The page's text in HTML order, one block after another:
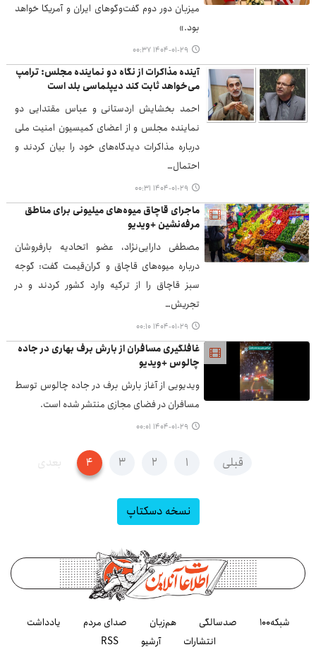
میزبان دور دوم گفت‌وگوهای ایران و آمریکا خواهد
بود.»
۱۴۰۴-۰۱-۲۹ ۰۰:۳۷
آینده مذاکرات از نگاه دو نماینده مجلس: ترامپ
می‌خواهد ثابت کند دیپلماسی بلد است
احمد بخشایش اردستانی و عباس مقتدایی دو
نماینده مجلس و از اعضای کمیسیون امنیت ملی
درباره مذاکرات دیدگاه‌های خود را بیان کردند و
احتمال…
۱۴۰۴-۰۱-۲۹ ۰۰:۳۱
ماجرای قاچاق میوه‌های میلیونی برای مناطق
مرفه‌نشین +ویدیو
مصطفی دارایی‌نژاد، عضو اتحادیه بارفروشان
درباره میوه‌های قاچاق و گران‌قیمت گفت: گوجه
سبز قاچاق را از ترکیه وارد کشور کردند و در
تجریش…
۱۴۰۴-۰۱-۲۹ ۰۰:۱۰
غافلگیری مسافران از بارش برف بهاری در جاده
چالوس +ویدیو
ویدیویی از آغاز بارش برف در جاده چالوس توسط
مسافران در فضای مجازی منتشر شده است.
۱۴۰۴-۰۱-۲۹ ۰۰:۰۱
قبلی ۱ ۲ ۳ ۴ بعدی
نسخه دسکتاپ
شبکه۱۰۰ صدسالگی هم‌زبان صدای مردم
یادداشت
انتشارات
آرشیو RSS